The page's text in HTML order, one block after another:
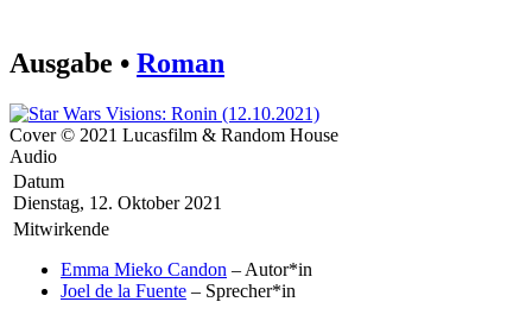
Ausgabe • Roman
Cover © 2021 Lucasfilm & Random House
Audio
Datum
Dienstag, 12. Oktober 2021
Mitwirkende
Emma Mieko Candon – Autor*in
Joel de la Fuente – Sprecher*in